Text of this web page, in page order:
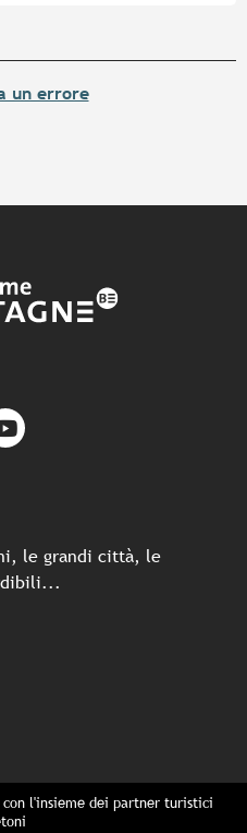
un errore
le grandi città, le
l'insieme dei partner turistici